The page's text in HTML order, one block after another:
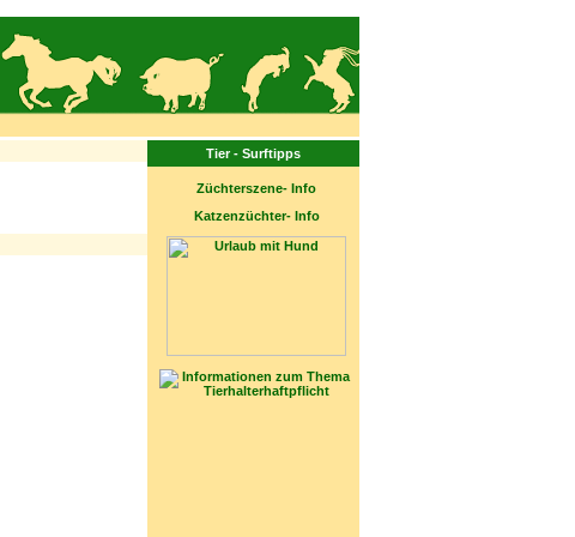
Tier - Surftipps
Züchterszene- Info
Katzenzüchter- Info